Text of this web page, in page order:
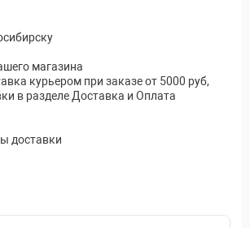
магазина
курьером при заказе от 5000 руб,
в разделе Доставка и Оплата
доставки